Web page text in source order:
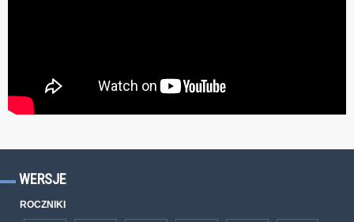
WERSJE
ROCZNIKI